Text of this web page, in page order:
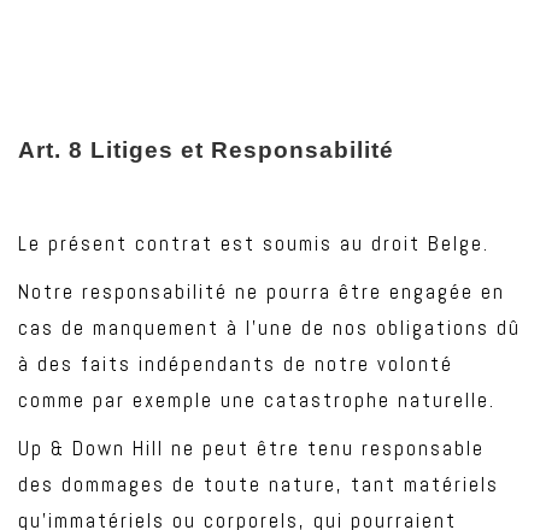
Art. 8 Litiges et Responsabilité
Le présent contrat est soumis au droit Belge.
Notre responsabilité ne pourra être engagée en
cas de manquement à l’une de nos obligations dû
à des faits indépendants de notre volonté
comme par exemple une catastrophe naturelle.
Up & Down Hill ne peut être tenu responsable
des dommages de toute nature, tant matériels
qu’immatériels ou corporels, qui pourraient